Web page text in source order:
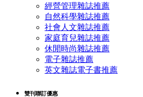
經營管理雜誌推薦
自然科學雜誌推薦
社會人文雜誌推薦
家庭育兒雜誌推薦
休閒時尚雜誌推薦
電子雜誌推薦
英文雜誌電子書推薦
雙刊聯訂優惠